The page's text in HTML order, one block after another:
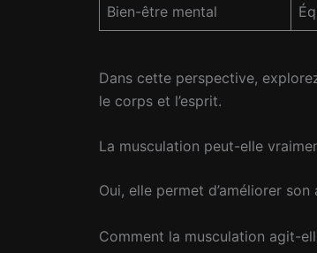
Bien-être mental
Dans cette perspective,
le corps et l’esprit.
La musculation peut-elle
Oui, elle permet d’améliorer
Comment la musculation agit-